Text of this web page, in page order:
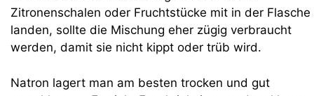
Zitronenschalen oder Fruchtstücke mit in der Flasche
landen, sollte die Mischung eher zügig verbraucht
werden, damit sie nicht kippt oder trüb wird.
Natron lagert man am besten trocken und gut